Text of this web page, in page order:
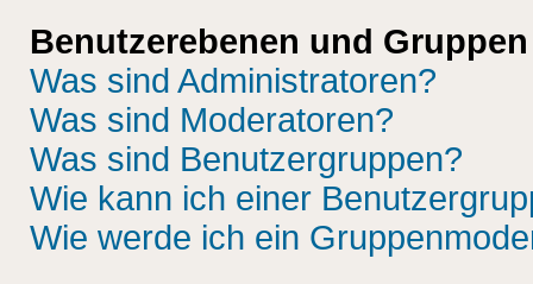
Benutzerebenen und Gruppen
Was sind Administratoren?
Was sind Moderatoren?
Was sind Benutzergruppen?
Wie kann ich einer
Wie werde ich ein